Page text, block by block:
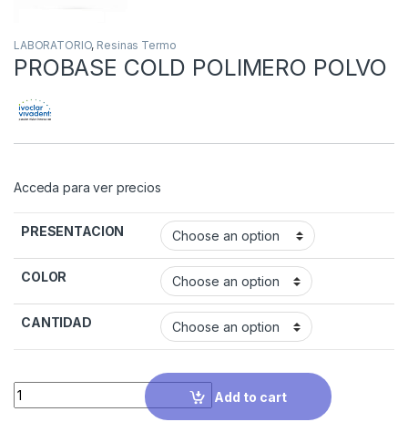
LABORATORIO, Resinas Termo
PROBASE COLD POLIMERO POLVO
Acceda para ver precios
PRESENTACION
COLOR
CANTIDAD
Quantity
Add to cart